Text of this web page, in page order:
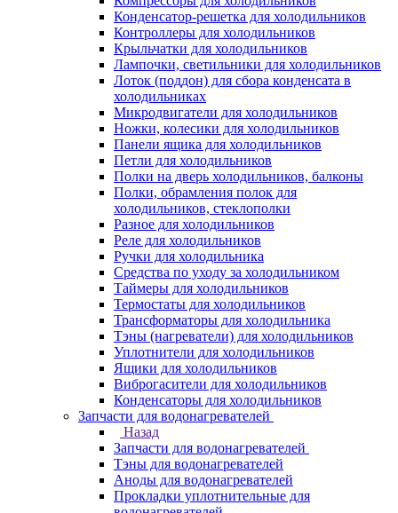
Конденсатор-решетка для холодильников
Контроллеры для холодильников
Крыльчатки для холодильников
Лампочки, светильники для холодильников
Лоток (поддон) для сбора конденсата в
холодильниках
Микродвигатели для холодильников
Ножки, колесики для холодильников
Панели ящика для холодильников
Петли для холодильников
Полки на дверь холодильников, балконы
Полки, обрамления полок для
холодильников, стеклополки
Разное для холодильников
Реле для холодильников
Ручки для холодильника
Средства по уходу за холодильником
Таймеры для холодильников
Термостаты для холодильников
Трансформаторы для холодильника
Тэны (нагреватели) для холодильников
Уплотнители для холодильников
Ящики для холодильников
Виброгасители для холодильников
Конденсаторы для холодильников
Запчасти для водонагревателей
Назад
Запчасти для водонагревателей
Тэны для водонагревателей
Аноды для водонагревателей
Прокладки уплотнительные для